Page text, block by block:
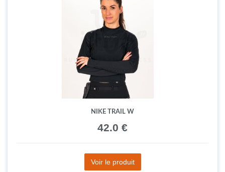
NIKE TRAIL W
42.0 €
Voir le produit